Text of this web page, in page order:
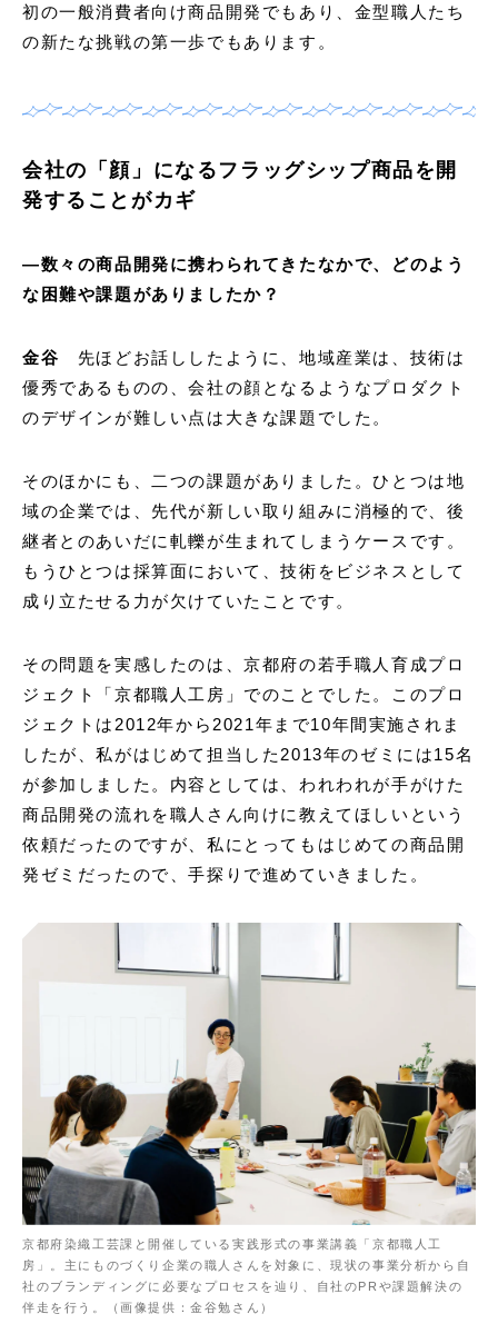
初の一般消費者向け商品開発でもあり、金型職人たち
の新たな挑戦の第一歩でもあります。
会社の「顔」になるフラッグシップ商品を開
発することがカギ
―数々の商品開発に携わられてきたなかで、どのよう
な困難や課題がありましたか？
金谷
先ほどお話ししたように、地域産業は、技術は
優秀であるものの、会社の顔となるようなプロダクト
のデザインが難しい点は大きな課題でした。
そのほかにも、二つの課題がありました。ひとつは地
域の企業では、先代が新しい取り組みに消極的で、後
継者とのあいだに軋轢が生まれてしまうケースです。
もうひとつは採算面において、技術をビジネスとして
成り立たせる力が欠けていたことです。
その問題を実感したのは、京都府の若手職人育成プロ
ジェクト「京都職人工房」でのことでした。このプロ
ジェクトは2012年から2021年まで10年間実施されま
したが、私がはじめて担当した2013年のゼミには15名
が参加しました。内容としては、われわれが手がけた
商品開発の流れを職人さん向けに教えてほしいという
依頼だったのですが、私にとってもはじめての商品開
発ゼミだったので、手探りで進めていきました。
京都府染織工芸課と開催している実践形式の事業講義「京都職人工
房」。主にものづくり企業の職人さんを対象に、現状の事業分析から自
社のブランディングに必要なプロセスを辿り、自社のPRや課題解決の
伴走を行う。（画像提供：金谷勉さん）